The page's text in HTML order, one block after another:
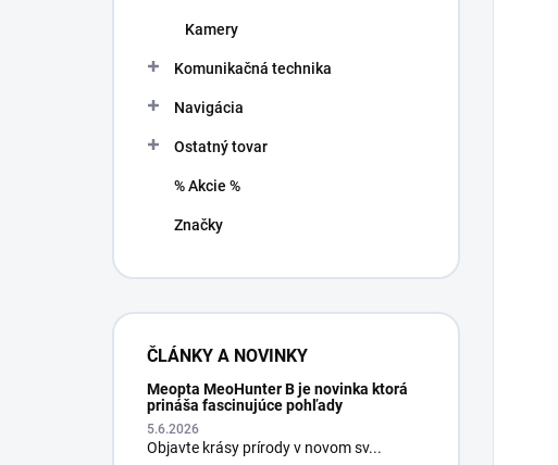
Kamery
Komunikačná technika
Navigácia
Ostatný tovar
% Akcie %
Značky
ČLÁNKY A NOVINKY
Meopta MeoHunter B je novinka ktorá
prináša fascinujúce pohľady
5.6.2026
Objavte krásy prírody v novom sv...